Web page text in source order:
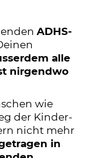
ADHS-
alle
nirgendwo
wie
nicht mehr
in